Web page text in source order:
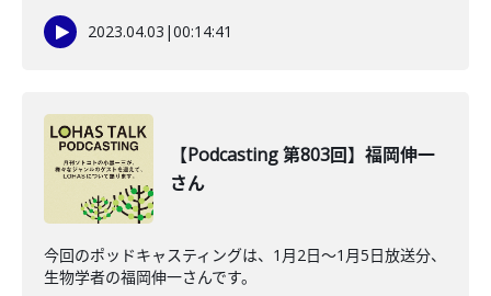
2023.04.03 |00:14:41
【Podcasting 第803回】福岡伸一
さん
今回のポッドキャスティングは、1月2日〜1月5日放送分、
生物学者の福岡伸一さんです。